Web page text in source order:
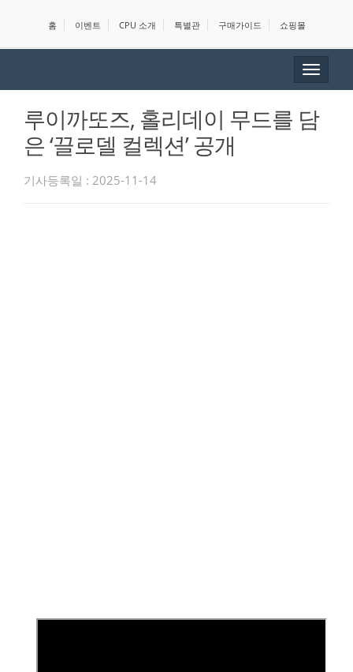
홈 이벤트 CPU 소개 특별관 구매가이드 쇼핑몰
Toggle
루이까또즈, 홀리데이 무드를 담
은 ‘끌로델 컬렉션’ 공개
기사등록일 : 2025-11-14